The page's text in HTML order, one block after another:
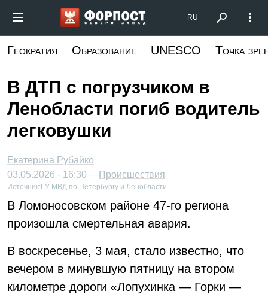
основному
Форпост Северо-Запад
RU
Геократия Образование UNESCO Точка
В ДТП с погрузчиком в
Ленобласти погиб водитель
легковушки
Екатерина Рубайко
03.05.2026 - 16:30 —Происшествия
Источник: ГУ МВД по Петербургу и Ленобласти
В Ломоносовском районе 47-го региона
произошла смертельная авария.
В воскресенье, 3 мая, стало известно, что
вечером в минувшую пятницу на втором
километре дороги «Лопухинка — Горки —